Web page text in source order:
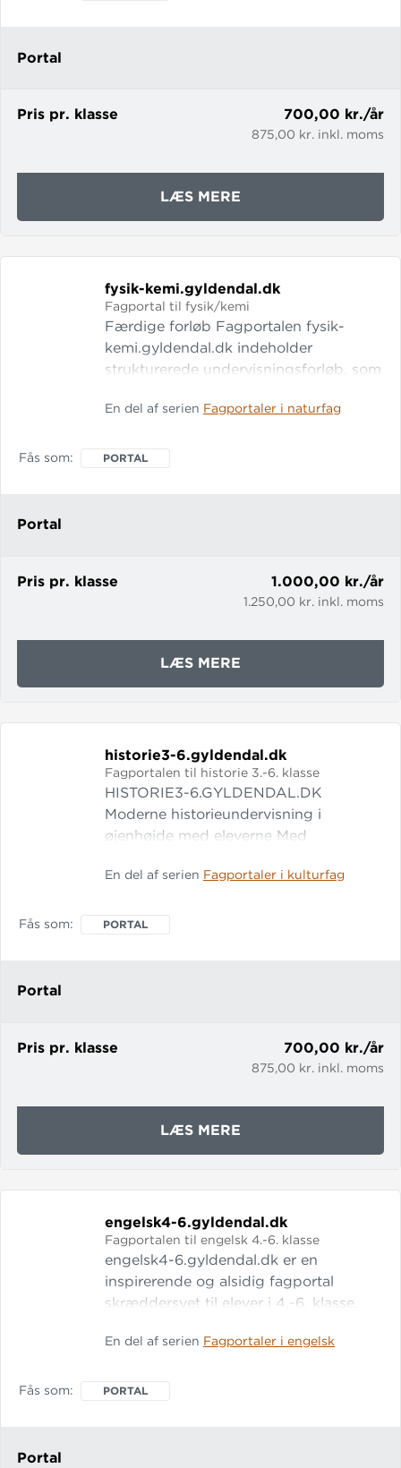
Portal
Pris pr. klasse 700,00 kr./år
875,00 kr. inkl. moms
LÆS MERE
fysik-kemi.gyldendal.dk
Fagportal til fysik/kemi
Færdige forløb Fagportalen fysik-
kemi.gyldendal.dk indeholder
strukturerede undervisningsforløb, som
i 7.-10. klasse. De elevhenvendte tekster
animationer og videoer, og de ledsages
En del af serien Fagportaler i naturfag
Fås som PORTAL
Portal
Pris pr. klasse 1.000,00 kr./år
1.250,00 kr. inkl. moms
LÆS MERE
FYSIK-
historie3-6.gyldendal.dk
Fagportalen til historie 3.-6. klasse
HISTORIE3-6.GYLDENDAL.DK
Moderne historieundervisning i
øjenhøjde med eleverne Med
klasse får du: Korte og lange forløb
5.-6. klasse Tydelige læringsmål og
En del af serien Fagportaler i kulturfag
Fås som PORTAL
Portal
Pris pr. klasse 700,00 kr./år
875,00 kr. inkl. moms
LÆS MERE
engelsk4-6.gyldendal.dk
Fagportalen til engelsk 4.-6. klasse
engelsk4-6.gyldendal.dk er en
inspirerende og alsidig fagportal
skræddersyet til elever i 4.-6. klasse.
mulighed for at sammensætte en
der tager højde for elevernes
En del af serien Fagportaler i engelsk
Fås som PORTAL
Portal